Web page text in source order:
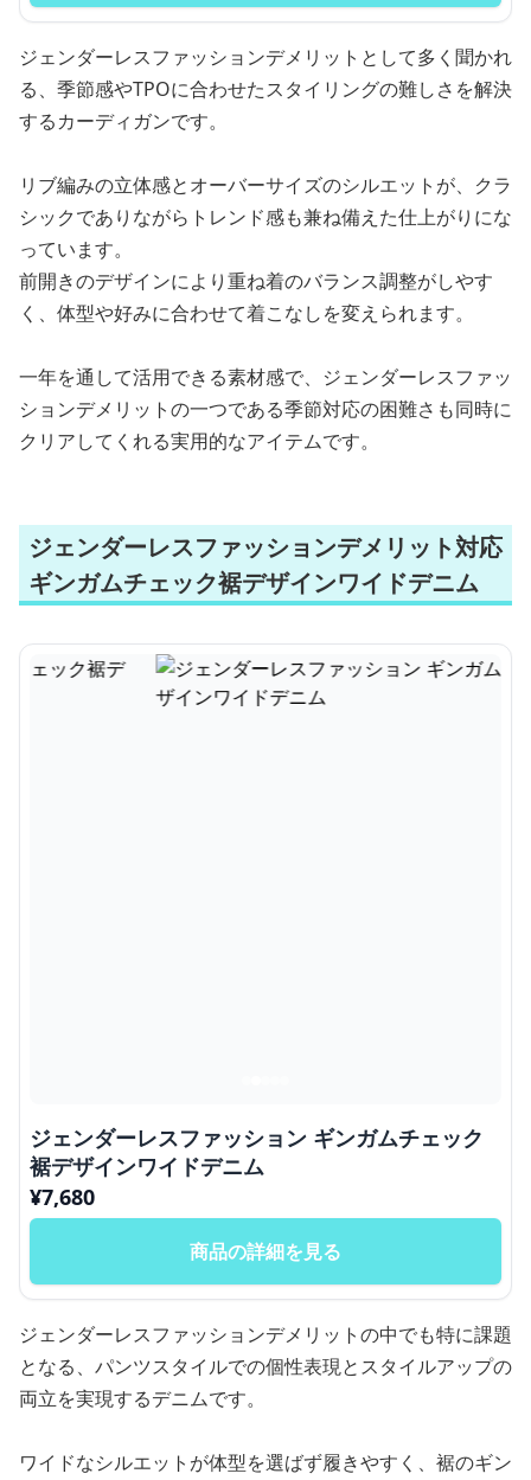
ジェンダーレスファッションデメリットとして多く聞かれ
る、季節感やTPOに合わせたスタイリングの難しさを解決
するカーディガンです。
リブ編みの立体感とオーバーサイズのシルエットが、クラ
シックでありながらトレンド感も兼ね備えた仕上がりにな
っています。
前開きのデザインにより重ね着のバランス調整がしやす
く、体型や好みに合わせて着こなしを変えられます。
一年を通して活用できる素材感で、ジェンダーレスファッ
ションデメリットの一つである季節対応の困難さも同時に
クリアしてくれる実用的なアイテムです。
ジェンダーレスファッションデメリット対応
ギンガムチェック裾デザインワイドデニム
ジェンダーレスファッション ギンガムチェック
裾デザインワイドデニム
¥7,680
商品の詳細を見る
ジェンダーレスファッションデメリットの中でも特に課題
となる、パンツスタイルでの個性表現とスタイルアップの
両立を実現するデニムです。
ワイドなシルエットが体型を選ばず履きやすく、裾のギン